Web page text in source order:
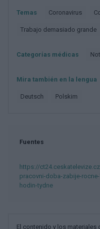
Temas Coronavirus
Trabajo demasiado grande
Categorías médicas
Mira también en la lengua
deutsch polskim
Fuentes
https://
pracovni-doba-zabije-
hodin-tydne
El contenido y los